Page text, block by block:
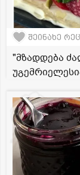
შეინახე
"მზადდება